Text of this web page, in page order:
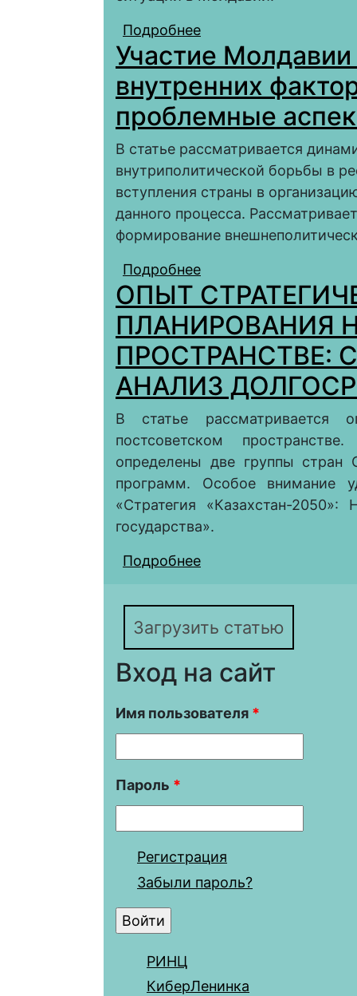
Подробнее
политическое
отношений Кишинева
Участие
внутренних
проблемные
В статье рассматривается
внутриполитической борьбы в
вступления страны в
данного процесса.
формирование
Подробнее
эволюция и
ОПЫТ
ПЛАНИРОВАНИЯ
ПРОСТРАНСТВЕ:
АНАЛИЗ
В статье рассматривается
постсоветском
определены две группы
программ. Особое внимание
«Стратегия «Казахстан-
государства».
Подробнее
ДОЛГОСРОЧНЫХ
Загрузить статью
Вход на сайт
Имя пользователя *
Пароль *
Регистрация
Забыли пароль?
РИНЦ
КиберЛенинка